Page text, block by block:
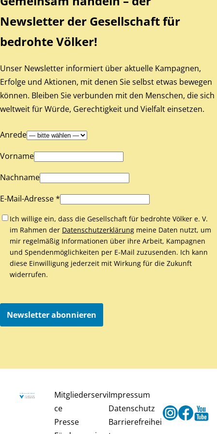
Newsletter der Gesellschaft für
bedrohte Völker!
Unser Newsletter informiert über aktuelle Kampagnen,
Erfolge und Aktionen, mit denen Sie selbst etwas bewegen
können. Bleiben Sie verbunden mit den Menschen, die sich
weltweit für Würde, Gerechtigkeit und Vielfalt einsetzen.
Anrede
Vorname
Nachname
E-Mail-Adresse *
Ich willige ein, dass die Gesellschaft für bedrohte Völker e. V.
im Rahmen der Datenschutzerklärung meine Daten nutzt, um
mir regelmäßig Informationen über ihre Arbeit, Kampagnen
und Spendenmöglichkeiten per E-Mail zuzusenden. Ich kann
diese Einwilligung jederzeit mit Wirkung für die Zukunft
widerrufen.
Newsletter abonnieren
Mitgliederservi
ce
Presse
Impressum
Datenschutz
Barrierefreihei
Instagram